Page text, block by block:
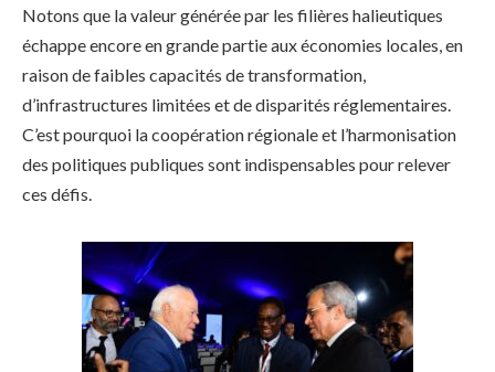
Notons que la valeur générée par les filières halieutiques
échappe encore en grande partie aux économies locales, en
raison de faibles capacités de transformation,
d’infrastructures limitées et de disparités réglementaires.
C’est pourquoi la coopération régionale et l’harmonisation
des politiques publiques sont indispensables pour relever
ces défis.